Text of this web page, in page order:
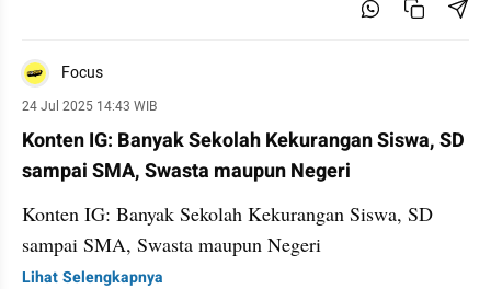
Focus
24 Jul 2025 14:43 WIB
Konten IG: Banyak Sekolah Kekurangan Siswa, SD
sampai SMA, Swasta maupun Negeri
Konten IG: Banyak Sekolah Kekurangan Siswa, SD
sampai SMA, Swasta maupun Negeri
Lihat Selengkapnya